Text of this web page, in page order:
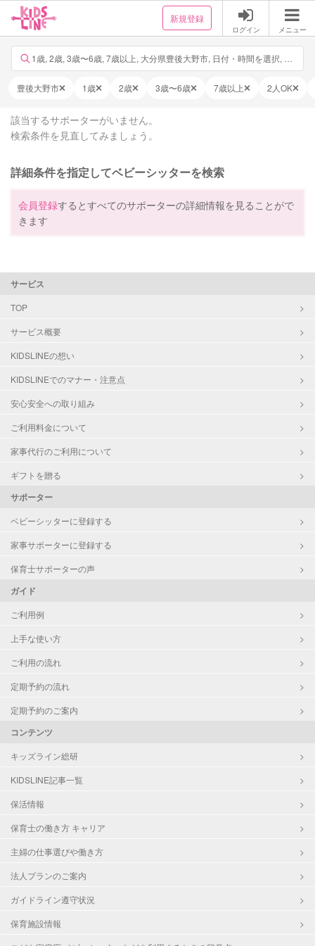
新規登録
ログイン メニュー
豊後大野市 1歳 2歳 3歳〜6歳 7歳以上 2人OK
該当するサポーターがいません。
検索条件を見直してみましょう。
詳細条件を指定してベビーシッターを検索
会員登録するとすべてのサポーターの詳細情報を見ることがで
きます
サービス
TOP
サービス概要
KIDSLINEの想い
KIDSLINEでのマナー・注意点
安心安全への取り組み
ご利用料金について
家事代行のご利用について
ギフトを贈る
サポーター
ベビーシッターに登録する
家事サポーターに登録する
保育士サポーターの声
ガイド
ご利用例
上手な使い方
ご利用の流れ
定期予約の流れ
定期予約のご案内
コンテンツ
キッズライン総研
KIDSLINE記事一覧
保活情報
保育士の働き方 キャリア
主婦の仕事選びや働き方
法人プランのご案内
ガイドライン遵守状況
保育施設情報